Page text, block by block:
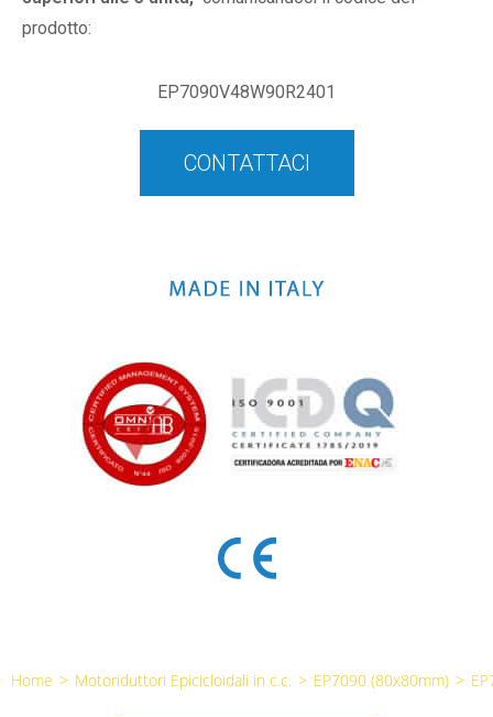
prodotto:
EP7090V48W90R2401
CONTATTACI
Home > Motoriduttori Epicicloidali in c.c. > EP7090 (80x80mm) >